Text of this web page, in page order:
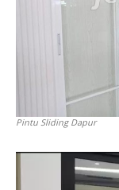
Pintu Sliding Dapur